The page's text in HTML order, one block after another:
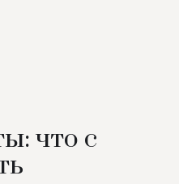
что с